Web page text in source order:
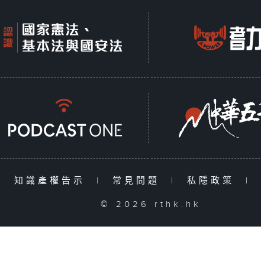
知識產權告示 | 常見問題 | 私隱政策 |
© 2026 rthk.hk